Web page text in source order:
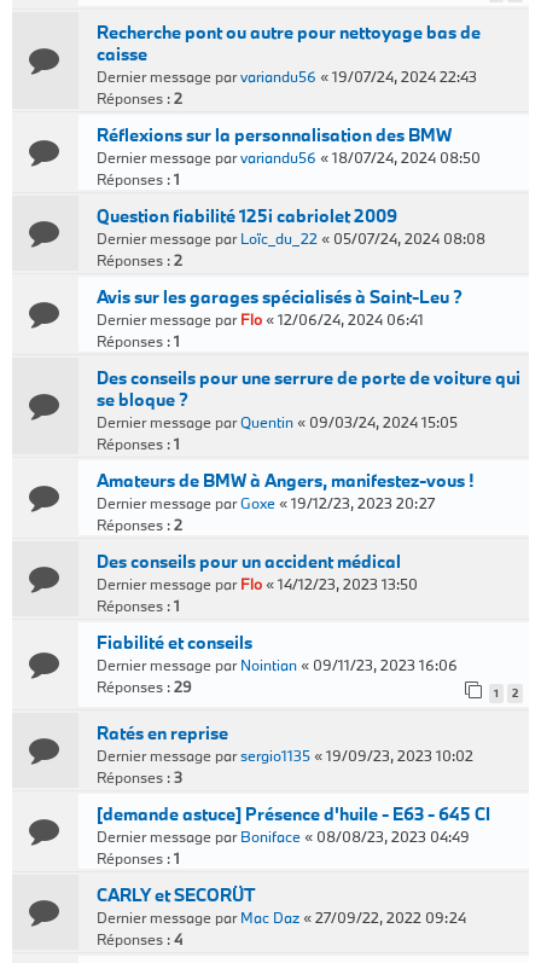
Recherche pont ou autre pour nettoyage bas de
caisse
Dernier message parvariandu56 «19/07/24, 2024 22:43
Réponses :2
Réflexions sur la personnalisation des BMW
Dernier message parvariandu56 «18/07/24, 2024 08:50
Réponses :1
Question fiabilité 125i cabriolet 2009
Dernier message parLoïc_du_22 « 05/07/24, 2024 08:08
Réponses :2
Avis sur les garages spécialisés à Saint-Leu ?
Dernier message parFlo«12/06/24, 2024 06:41
Réponses :1
Des conseils pour une serrure de porte de voiture qui
se bloque ?
Dernier message parQuentin« 09/03/24, 2024 15:05
Réponses :1
Amateurs de BMW à Angers, manifestez-vous !
Dernier message parGoxe«19/12/23, 2023 20:27
Réponses :2
Des conseils pour un accident médical
Dernier message parFlo«14/12/23, 2023 13:50
Réponses :1
Fiabilité et conseils
Dernier message parNointian« 09/11/23, 2023 16:06
Réponses :29 1 2
Ratés en reprise
Dernier message parsergio1135«19/09/23, 2023 10:02
Réponses :3
[demande astuce] Présence d'huile - E63 - 645 CI
Dernier message parBoniface« 08/08/23, 2023 04:49
Réponses :1
CARLY et SECORÜT
Dernier message parMac Daz«27/09/22, 2022 09:24
Réponses :4